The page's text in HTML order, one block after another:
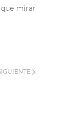
mirar